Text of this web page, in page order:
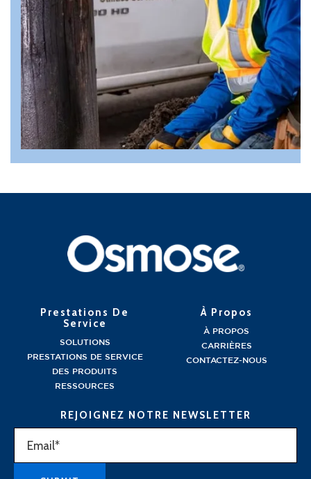
Prestations De
Service
SOLUTIONS
PRESTATIONS DE SERVICE
DES PRODUITS
RESSOURCES
À Propos
À PROPOS
CARRIÈRES
CONTACTEZ-NOUS
REJOIGNEZ NOTRE NEWSLETTER